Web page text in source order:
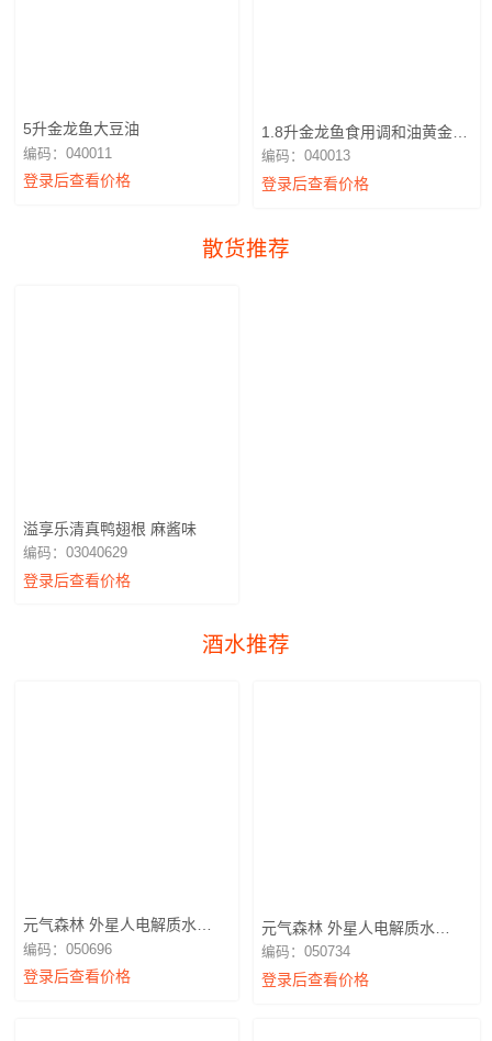
5升金龙鱼大豆油
编码：040011
登录后查看价格
1.8升金龙鱼食用调和油黄金比
例
编码：040013
登录后查看价格
散货推荐
溢享乐清真鸭翅根 麻酱味
编码：03040629
登录后查看价格
酒水推荐
元气森林 外星人电解质水
600ml荔枝海盐味
编码：050696
登录后查看价格
元气森林 外星人电解质水
600ml白桃味
编码：050734
登录后查看价格